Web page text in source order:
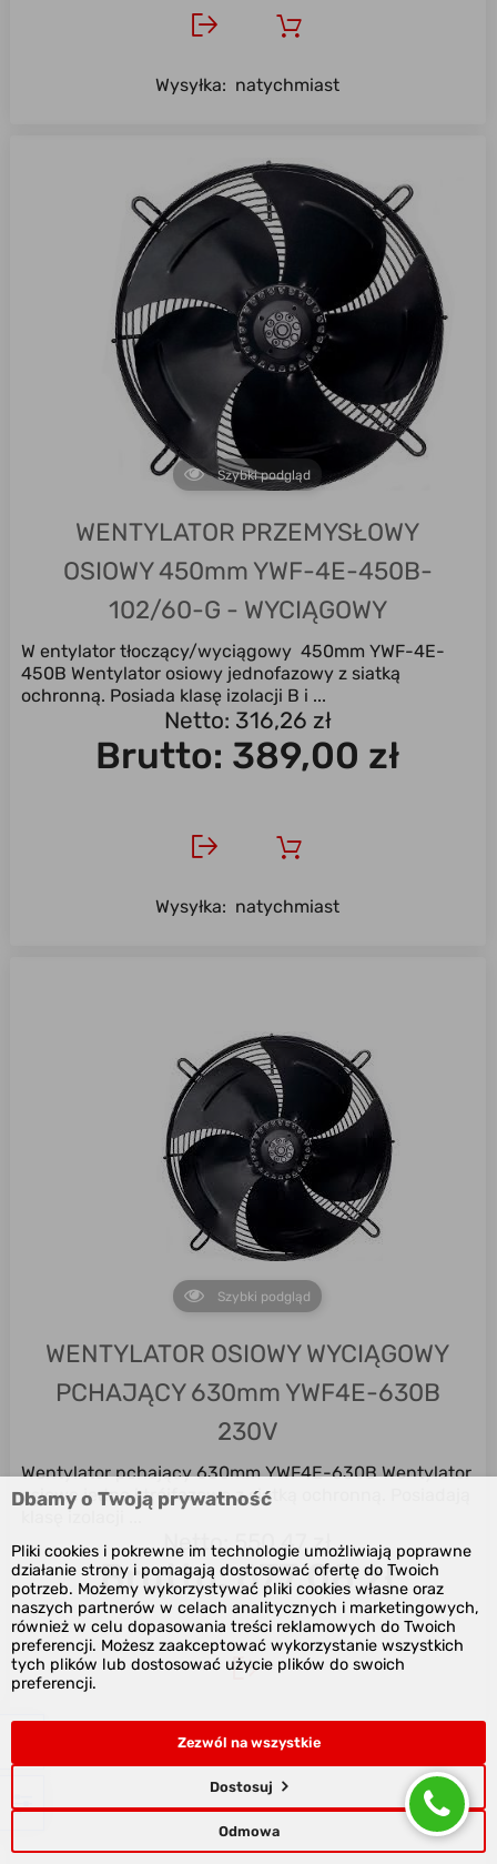
Wysyłka: natychmiast
Szybki podgląd
WENTYLATOR PRZEMYSŁOWY
OSIOWY 450mm YWF-4E-450B-
102/60-G - WYCIĄGOWY
W entylator tłoczący/wyciągowy 450mm YWF-4E-
450B Wentylator osiowy jednofazowy z siatką
ochronną. Posiada klasę izolacji B i ...
Netto: 316,26 zł
Brutto: 389,00 zł
Wysyłka: natychmiast
Szybki podgląd
WENTYLATOR OSIOWY WYCIĄGOWY
PCHAJĄCY 630mm YWF4E-630B
230V
Wentylator pchający 630mm YWF4E-630B Wentylator
osiowe jedno i trójfazowe z siatką ochronną. Posiadają
klasę izolacji ...
Netto: 550,47 zł
Brutto:677,08 zł
Odmowa
Dostosuj
Zezwól na wszystkie
Dbamy o Twoją prywatność
Pliki cookies i pokrewne im technologie umożliwiają poprawne
działanie strony i pomagają dostosować ofertę do Twoich
potrzeb. Możemy wykorzystywać pliki cookies własne oraz
naszych partnerów w celach analitycznych i marketingowych,
również w celu dopasowania treści reklamowych do Twoich
preferencji. Możesz zaakceptować wykorzystanie wszystkich
tych plików lub dostosować użycie plików do swoich
preferencji.